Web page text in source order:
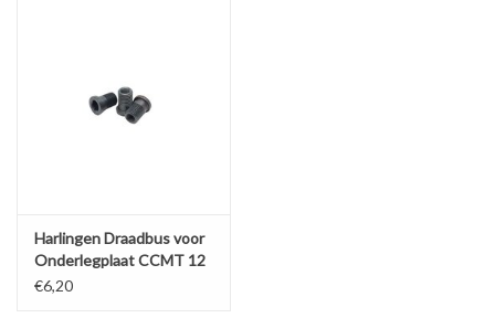
TIPS & KENNIS
Harlingen Draadbus voor
Onderlegplaat CCMT 12
€6,20